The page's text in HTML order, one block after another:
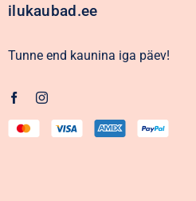
ilukaubad.ee
Tunne end kaunina iga päev!